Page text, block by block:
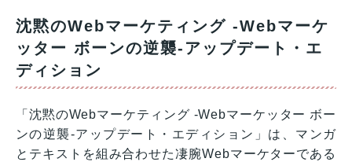
沈黙のWebマーケティング -Webマーケ
ッター ボーンの逆襲-アップデート・エ
ディション
「沈黙のWebマーケティング -Webマーケッター ボー
ンの逆襲-アップデート・エディション」は、マンガ
とテキストを組み合わせた凄腕Webマーケターである